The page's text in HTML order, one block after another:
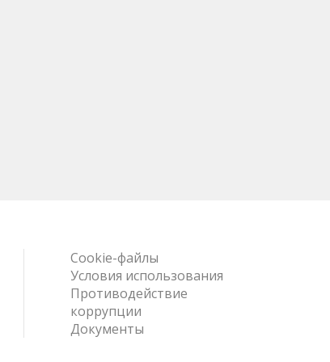
Cookie-файлы
Условия использования
Противодействие
коррупции
Документы